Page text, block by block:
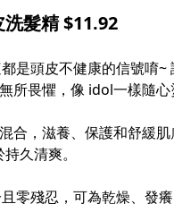
髮精 $11.92
是頭皮不健康的信號
所畏懼，像 idol一樣隨
合，滋養、保護和舒緩
久清爽。
零殘忍，可為乾燥、發